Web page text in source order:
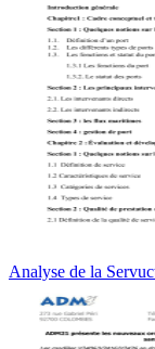
Analyse de la